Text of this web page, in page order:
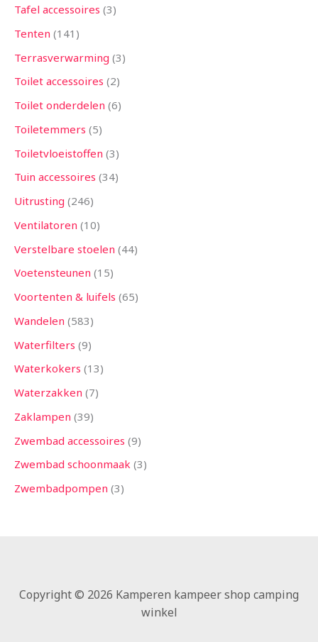
Tafel accessoires 3
Tenten 141
Terrasverwarming 3
Toilet accessoires 2
Toilet onderdelen 6
Toiletemmers 5
Toiletvloeistoffen 3
Tuin accessoires 34
Uitrusting 246
Ventilatoren 10
Verstelbare stoelen 44
Voetensteunen 15
Voortenten & luifels 65
Wandelen 583
Waterfilters 9
Waterkokers 13
Waterzakken 7
Zaklampen 39
Zwembad accessoires 9
Zwembad schoonmaak 3
Zwembadpompen 3
Copyright © 2026 Kamperen kampeer shop camping
winkel